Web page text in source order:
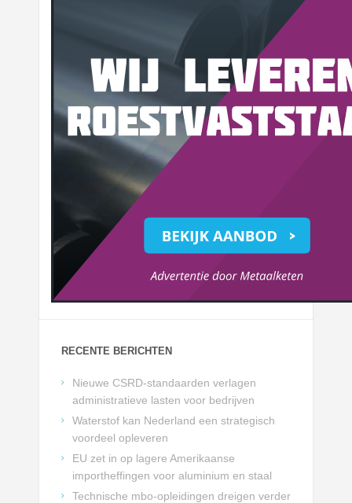
RECENTE BERICHTEN
Nieuwe CSRD-standaarden verlagen
administratieve lasten voor bedrijven
Waterstof kan Nederland een strategisch
voordeel opleveren
EU zet in op lagere Amerikaanse
importheffingen voor aluminium en staal
Technische mbo-opleidingen dreigen verder